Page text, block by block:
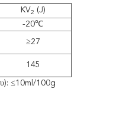
KV2 (J)
-20℃
≥27
145
≤10ml/100g